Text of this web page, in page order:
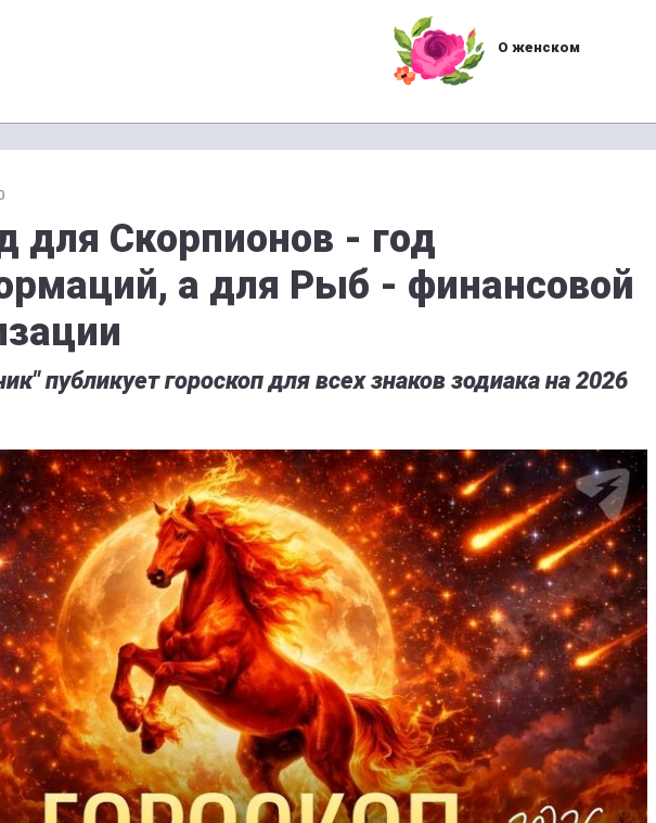
О женском
для Скорпионов - год
а для Рыб - финансовой
публикует гороскоп для всех знаков зодиака на 2026